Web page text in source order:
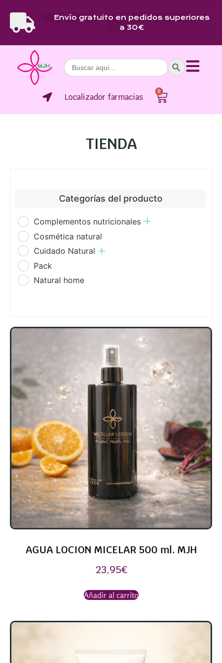
Envío gratuito en pedidos superiores
a 30€
Buscar: Botón de
Localizador farmacias
0
TIENDA
Categorías del producto
Complementos nutricionales
Cosmética natural
Cuidado Natural
Pack
Natural home
AGUA LOCION MICELAR 500 ml. MJH
23,95€
Añadir al carrito